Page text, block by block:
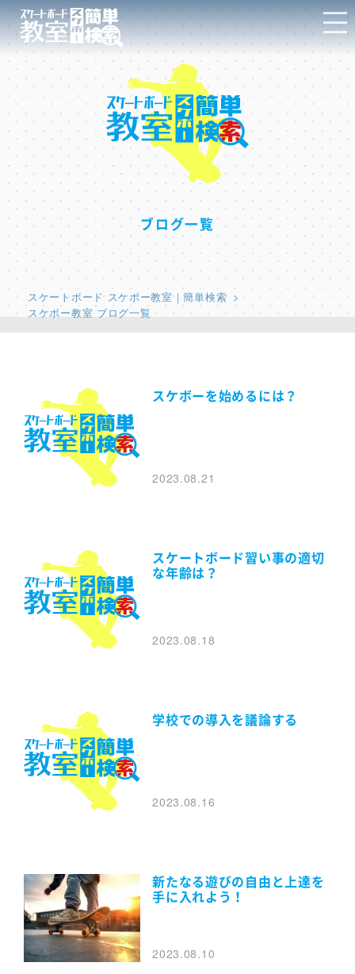
ブログ一覧
スケートボード スケボー教室｜簡単検索
スケボー教室 ブログ一覧
スケボーを始めるには？
2023.08.21
スケートボード習い事の適切
な年齢は？
2023.08.18
学校での導入を議論する
2023.08.16
新たなる遊びの自由と上達を
手に入れよう！
2023.08.10